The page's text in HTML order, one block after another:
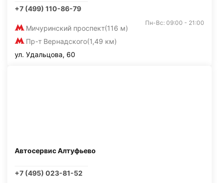
+7 (499) 110-86-79
Мичуринский проспект(116 м)
Пр-т Вернадского(1,49 км)
Пн-Вс: 09:00 - 21:00
ул. Удальцова, 60
Автосервис Алтуфьево
+7 (495) 023-81-52